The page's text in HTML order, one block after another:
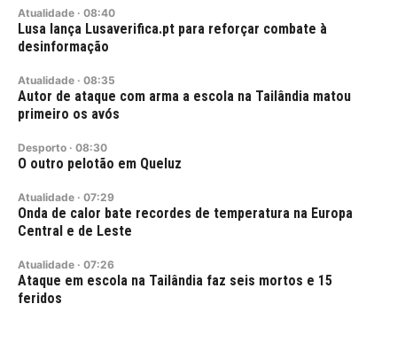
Atualidade · 08:40
Lusa lança Lusaverifica.pt para reforçar combate à
desinformação
Atualidade · 08:35
Autor de ataque com arma a escola na Tailândia matou
primeiro os avós
Desporto · 08:30
O outro pelotão em Queluz
Atualidade · 07:29
Onda de calor bate recordes de temperatura na Europa
Central e de Leste
Atualidade · 07:26
Ataque em escola na Tailândia faz seis mortos e 15
feridos